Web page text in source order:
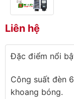
Liên hệ
Đặc điểm nổi
Công suất đèn
khoang bóng.